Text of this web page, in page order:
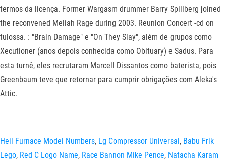
termos da licença. Former Wargasm drummer Barry Spillberg joined
the reconvened Meliah Rage during 2003. Reunion Concert -cd on
tulossa. : "Brain Damage" e "On They Slay", além de grupos como
Xecutioner (anos depois conhecida como Obituary) e Sadus. Para
esta turnê, eles recrutaram Marcell Dissantos como baterista, pois
Greenbaum teve que retornar para cumprir obrigações com Aleka's
Attic.
Heil Furnace Model Numbers, Lg Compressor Universal, Babu Frik
Lego, Red C Logo Name, Race Bannon Mike Pence, Natacha Karam